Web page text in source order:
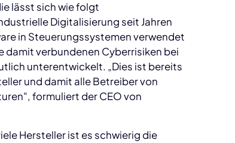
lässt sich wie folgt
Digitalisierung seit Jahren
in Steuerungssystemen verwendet
damit verbundenen Cyberrisiken bei
unterentwickelt. „Dies ist bereits
und damit alle Betreiber von
formuliert der CEO von
Hersteller ist es schwierig die